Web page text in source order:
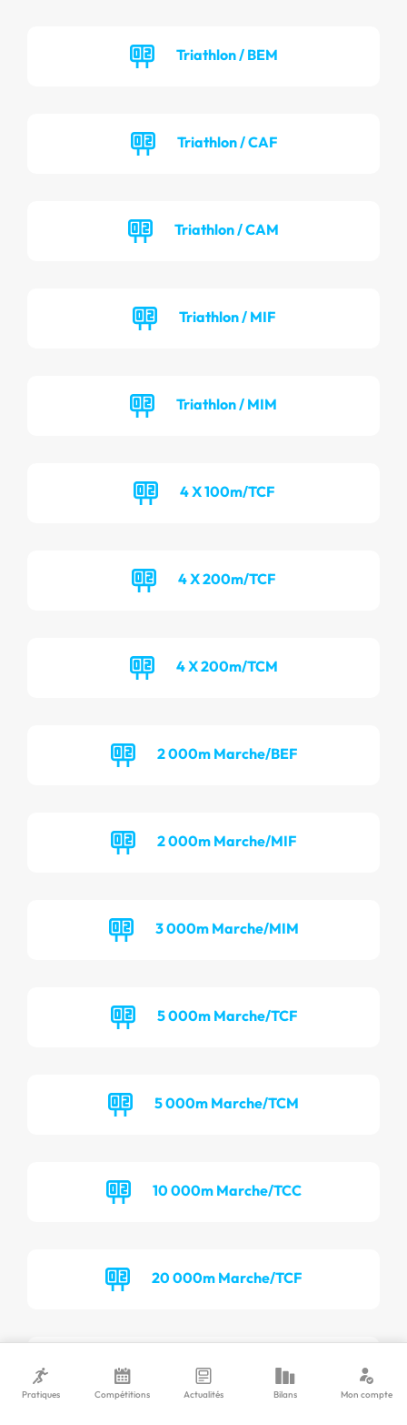
Triathlon / BEM
Triathlon / CAF
Triathlon / CAM
Triathlon / MIF
Triathlon / MIM
4 X 100m/TCF
4 X 200m/TCF
4 X 200m/TCM
2 000m Marche/BEF
2 000m Marche/MIF
3 000m Marche/MIM
5 000m Marche/TCF
5 000m Marche/TCM
10 000m Marche/TCC
20 000m Marche/TCF
20 000m Marche/TCM
Pratiques Compétitions Actualités Bilans Mon compte